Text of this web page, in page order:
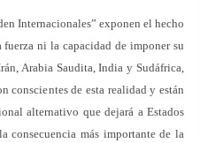
Internacionales” exponen el hecho
ni la capacidad de imponer su
Arabia Saudita, India y Sudáfrica,
conscientes de esta realidad y están
alternativo que dejará a Estados
consecuencia más importante de la